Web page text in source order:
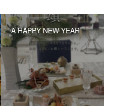
A HAPPY NEW YEAR